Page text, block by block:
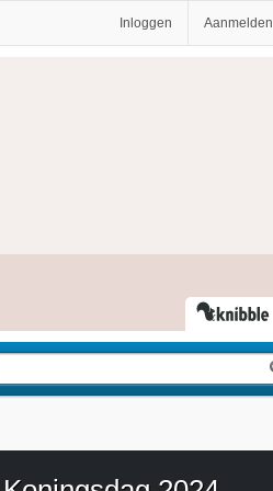
Inloggen Aanmelden